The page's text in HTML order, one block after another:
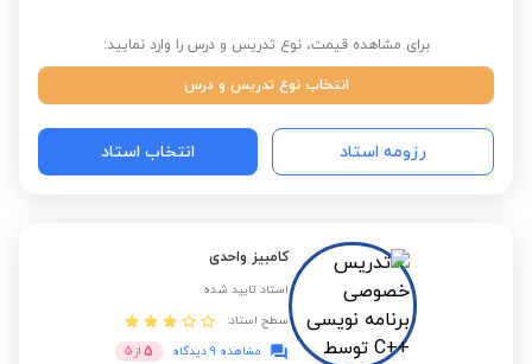
برای مشاهده قیمت، نوع تدریس و درس را وارد نمایید:
انتخاب نوع تدریس و درس
رزومه استاد انتخاب استاد
کامبیز واحدی
استاد تایید شده
سطح استاد:
مشاهده 9 دیدگاه
5 از 5